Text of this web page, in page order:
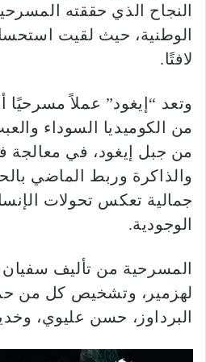
النجاح الذي حققته
الوطنية، حيث لقيت
لافتًا.
وتعد “إيغود” عملاً مسرحيًا
من الكوميديا السوداء
من جبل إيغود، في معالجة
والذاكرة وربط الماضي
جمالية تعكس تحولات
الوجودية.
المسرحية من تأليف
لهزمير، وتشخيص كل من
البرداوز، حسن عليوي،